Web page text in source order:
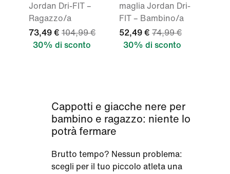
Jordan Dri-FIT –
Ragazzo/a
73,49 € 104,99 €
30% di sconto
maglia Jordan Dri-
FIT – Bambino/a
52,49 € 74,99 €
30% di sconto
Cappotti e giacche nere per
bambino e ragazzo: niente lo
potrà fermare
Brutto tempo? Nessun problema:
scegli per il tuo piccolo atleta una